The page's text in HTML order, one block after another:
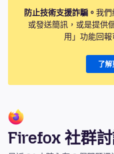
防止技術支援詐騙。 我們
或發送簡訊，或是提供
用」功能回報
了解
Firefox 社群